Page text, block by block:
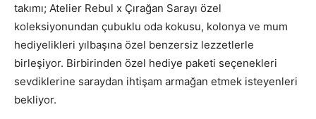
takımı; Atelier Rebul x Çırağan Sarayı özel
koleksiyonundan çubuklu oda kokusu, kolonya ve mum
hediyelikleri yılbaşına özel benzersiz lezzetlerle
birleşiyor. Birbirinden özel hediye paketi seçenekleri
sevdiklerine saraydan ihtişam armağan etmek isteyenleri
bekliyor.